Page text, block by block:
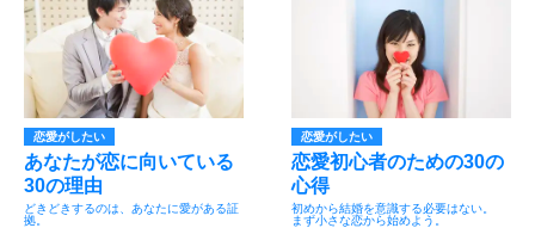
恋愛がしたい
あなたが恋に向いている
30の理由
どきどきするのは、あなたに愛がある証
拠。
恋愛がしたい
恋愛初心者のための30の
心得
初めから結婚を意識する必要はない。
まず小さな恋から始めよう。